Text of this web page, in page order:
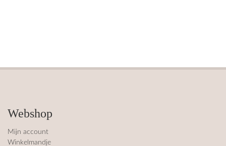
Webshop
Mijn account
Winkelmandje